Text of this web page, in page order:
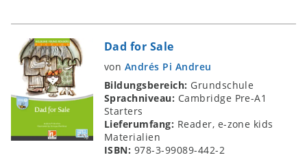
Dad for Sale
von Andrés Pi Andreu
Bildungsbereich: Grundschule
Sprachniveau: Cambridge Pre-A1
Starters
Lieferumfang: Reader, e-zone kids
Materialien
ISBN: 978-3-99089-442-2